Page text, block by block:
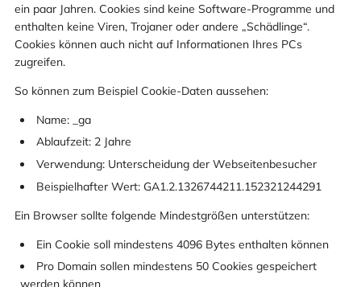
ein paar Jahren. Cookies sind keine Software-Programme und
enthalten keine Viren, Trojaner oder andere „Schädlinge“.
Cookies können auch nicht auf Informationen Ihres PCs
zugreifen.
So können zum Beispiel Cookie-Daten aussehen:
Name: _ga
Ablaufzeit: 2 Jahre
Verwendung: Unterscheidung der Webseitenbesucher
Beispielhafter Wert: GA1.2.1326744211.152321244291
Ein Browser sollte folgende Mindestgrößen unterstützen:
Ein Cookie soll mindestens 4096 Bytes enthalten können
Pro Domain sollen mindestens 50 Cookies gespeichert
werden können